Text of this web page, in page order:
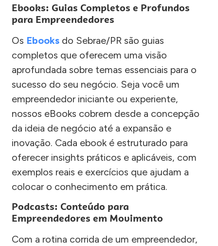
Ebooks: Guias Completos e Profundos
para Empreendedores
Os Ebooks do Sebrae/PR são guias
completos que oferecem uma visão
aprofundada sobre temas essenciais para o
sucesso do seu negócio. Seja você um
empreendedor iniciante ou experiente,
nossos eBooks cobrem desde a concepção
da ideia de negócio até a expansão e
inovação. Cada ebook é estruturado para
oferecer insights práticos e aplicáveis, com
exemplos reais e exercícios que ajudam a
colocar o conhecimento em prática.
Podcasts: Conteúdo para
Empreendedores em Movimento
Com a rotina corrida de um empreendedor,